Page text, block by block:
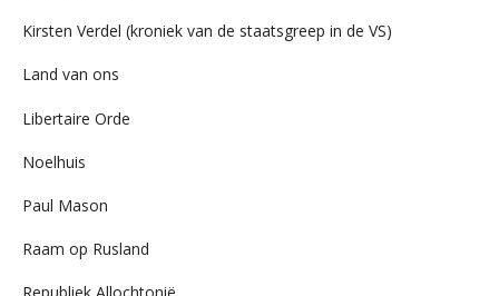
Kirsten Verdel (kroniek van de staatsgreep in de VS)
Land van ons
Libertaire Orde
Noelhuis
Paul Mason
Raam op Rusland